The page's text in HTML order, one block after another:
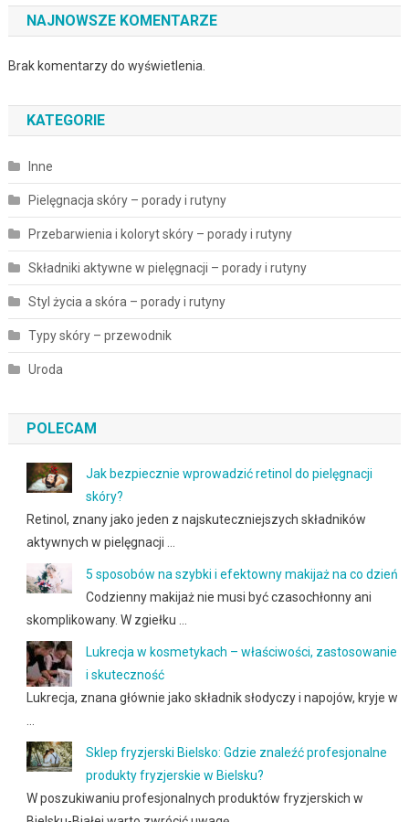
NAJNOWSZE KOMENTARZE
Brak komentarzy do wyświetlenia.
KATEGORIE
Inne
Pielęgnacja skóry – porady i rutyny
Przebarwienia i koloryt skóry – porady i rutyny
Składniki aktywne w pielęgnacji – porady i rutyny
Styl życia a skóra – porady i rutyny
Typy skóry – przewodnik
Uroda
POLECAM
Jak bezpiecznie wprowadzić retinol do pielęgnacji
skóry?
Retinol, znany jako jeden z najskuteczniejszych składników
aktywnych w pielęgnacji …
5 sposobów na szybki i efektowny makijaż na co dzień
Codzienny makijaż nie musi być czasochłonny ani
skomplikowany. W zgiełku …
Lukrecja w kosmetykach – właściwości, zastosowanie
i skuteczność
Lukrecja, znana głównie jako składnik słodyczy i napojów, kryje w
Sklep fryzjerski Bielsko: Gdzie znaleźć profesjonalne
produkty fryzjerskie w Bielsku?
W poszukiwaniu profesjonalnych produktów fryzjerskich w